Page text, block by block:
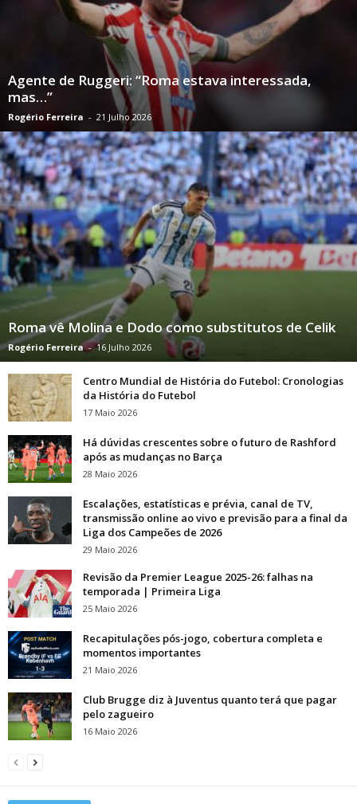
Agente de Ruggeri: “Roma estava interessada,
mas…”
Rogério Ferreira - 21 Julho 2026
Roma vê Molina e Dodo como substitutos de Celik
Rogério Ferreira - 16 Julho 2026
Centro Mundial de História do Futebol: Cronologias
da História do Futebol
17 Maio 2026
Há dúvidas crescentes sobre o futuro de Rashford
após as mudanças no Barça
28 Maio 2026
Escalações, estatísticas e prévia, canal de TV,
transmissão online ao vivo e previsão para a final da
Liga dos Campeões de 2026
29 Maio 2026
Revisão da Premier League 2025-26: falhas na
temporada | Primeira Liga
25 Maio 2026
Recapitulações pós-jogo, cobertura completa e
momentos importantes
21 Maio 2026
Club Brugge diz à Juventus quanto terá que pagar
pelo zagueiro
16 Maio 2026